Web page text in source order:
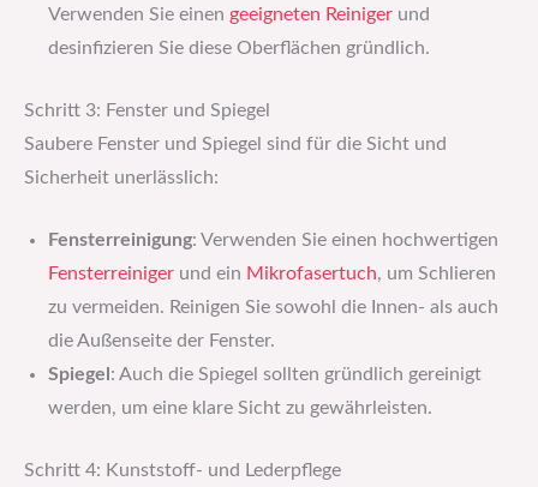
Verwenden Sie einen geeigneten Reiniger und
desinfizieren Sie diese Oberflächen gründlich.
Schritt 3: Fenster und Spiegel
Saubere Fenster und Spiegel sind für die Sicht und
Sicherheit unerlässlich:
Fensterreinigung: Verwenden Sie einen hochwertigen
Fensterreiniger und ein Mikrofasertuch, um Schlieren
zu vermeiden. Reinigen Sie sowohl die Innen- als auch
die Außenseite der Fenster.
Spiegel : Auch die Spiegel sollten gründlich gereinigt
werden, um eine klare Sicht zu gewährleisten.
Schritt 4: Kunststoff- und Lederpflege